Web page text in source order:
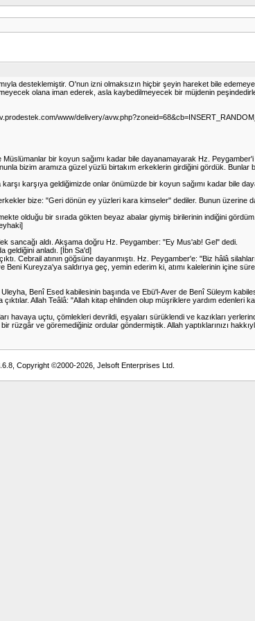
desteklemiştir. O'nun izni olmaksızın hiçbir şeyin hareket bile
olana iman ederek, asla kaybedilmeyecek bir müjdenin
www/delivery/
bir koyun sağımı kadar bile dayanamayarak Hz. Peygamber'i
bizim aramıza güzel yüzlü birtakım erkeklerin girdiğini gördük.
karşıya geldiğimizde onlar önümüzde bir koyun sağımı kadar bile
bize: "Geri dönün ey yüzleri kara kimseler" dediler. Bunun üzerine
olduğu bir sırada gökten beyaz abalar giymiş birilerinin indiğini
sancağı aldı. Akşama doğru Hz. Peygamber: "Ey Mus'ab! Gel" dedi.
geldiğini anladı. [İbn Sa'd]
Cebrail atının göğsüne dayanmıştı. Hz. Peygamber'e: "Biz hâlâ
Kureyza'ya saldırıya geç, yemin ederim ki, atımı kalelerinin içine
Benî Esed kabilesinin başında ve Ebü'l-Aver de Benî Süleym
Allah Teâlâ: "Allah kitap ehlinden olup müşriklere yardım edenleri
havaya uçtu, çömlekleri devrildi, eşyaları sürüklendi ve kazıkları
rüzgâr ve göremediğiniz ordular göndermiştik. Allah yaptıklarınızı
Copyright ©2000-2026, Jelsoft Enterprises Ltd.